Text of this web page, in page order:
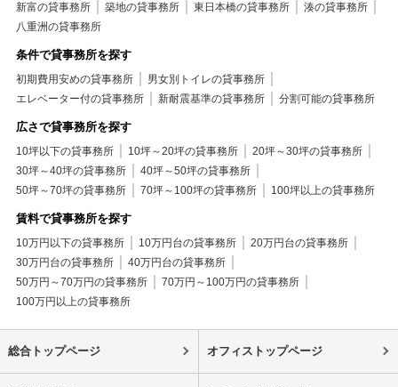
新富の貸事務所
築地の貸事務所 東日本橋の貸事務所
湊の貸事務所
八重洲の貸事務所
条件で貸事務所を探す
初期費用安めの貸事務所
男女別トイレの貸事務所
エレベーター付の貸事務所
新耐震基準の貸事務所 分割可能の貸事務所
広さで貸事務所を探す
10坪以下の貸事務所 10坪～20坪の貸事務所
20坪～30坪の貸事務所
30坪～40坪の貸事務所
40坪～50坪の貸事務所
50坪～70坪の貸事務所
70坪～100坪の貸事務所 100坪以上の貸事務所
賃料で貸事務所を探す
10万円以下の貸事務所 10万円台の貸事務所
20万円台の貸事務所
30万円台の貸事務所
40万円台の貸事務所
50万円～70万円の貸事務所
70万円～100万円の貸事務所
100万円以上の貸事務所
総合トップページ オフィストップページ